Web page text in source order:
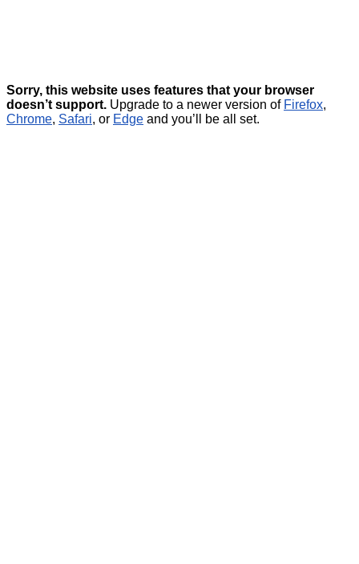
Sorry, this website uses features that your browser
doesn’t support. Upgrade to a newer version of Firefox,
Chrome, Safari, or Edge and you’ll be all set.